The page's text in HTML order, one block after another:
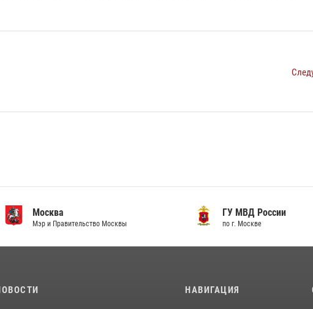
Москва
Мэр и Правительство Москвы
ГУ МВД России
по г. Москве
НАВИГАЦИЯ